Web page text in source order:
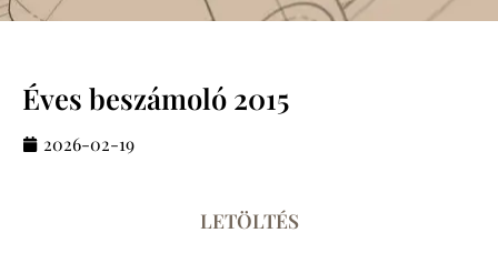
Éves beszámoló 2015
2026-02-19
LETÖLTÉS